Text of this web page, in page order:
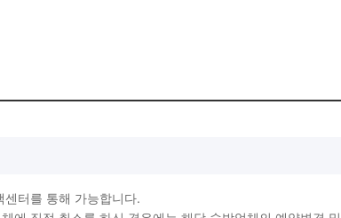
터를 통해 가능합니다.